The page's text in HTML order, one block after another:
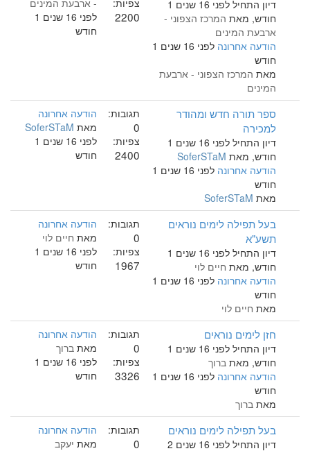
דיון התחיל לפני 16 שנים 1
חודש, מאת המרכז הצפוני -
ארבעת המינים
הודעה אחרונה
לפני 16 שנים 1
חודש
מאת המרכז הצפוני - ארבעת
המינים
צפיות:
2200
- ארבעת המינים
לפני 16 שנים 1
חודש
ספר תורה חדש ומהודר
למכירה
דיון התחיל לפני 16 שנים 1
חודש, מאת SoferSTaM
הודעה אחרונה
לפני 16 שנים 1
חודש
מאת SoferSTaM
תגובות:
0
צפיות:
2400
הודעה אחרונה
מאת SoferSTaM
לפני 16 שנים 1
חודש
בעל תפילה לימים נוראים
תשע"א
דיון התחיל לפני 16 שנים 1
חודש, מאת חיים לוי
הודעה אחרונה
לפני 16 שנים 1
חודש
מאת חיים לוי
תגובות:
0
צפיות:
1967
הודעה אחרונה
מאת חיים לוי
לפני 16 שנים 1
חודש
חזן לימים נוראים
דיון התחיל לפני 16 שנים 1
חודש, מאת ברוך
הודעה אחרונה
לפני 16 שנים 1
חודש
מאת ברוך
תגובות:
0
צפיות:
3326
הודעה אחרונה
מאת ברוך
לפני 16 שנים 1
חודש
בעל תפילה לימים נוראים
דיון התחיל לפני 16 שנים 2
תגובות:
0
הודעה אחרונה
מאת יעקב